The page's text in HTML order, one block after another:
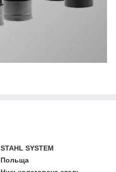
STAHL SYSTEM
Польща